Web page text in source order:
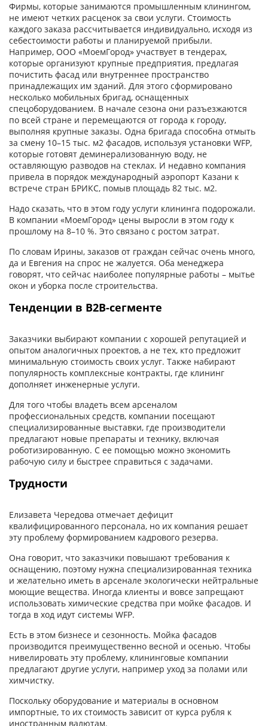
Фирмы, которые занимаются промышленным клинингом,
не имеют четких расценок за свои услуги. Стоимость
каждого заказа рассчитывается индивидуально, исходя из
себестоимости работы и планируемой прибыли.
Например, ООО «МоемГород» участвует в тендерах,
которые организуют крупные предприятия, предлагая
почистить фасад или внутреннее пространство
принадлежащих им зданий. Для этого сформировано
несколько мобильных бригад, оснащенных
спецоборудованием. В начале сезона они разъезжаются
по всей стране и перемещаются от города к городу,
выполняя крупные заказы. Одна бригада способна отмыть
за смену 10–15 тыс. м2 фасадов, используя установки WFP,
которые готовят деминерализованную воду, не
оставляющую разводов на стеклах. И недавно компания
привела в порядок международный аэропорт Казани к
встрече стран БРИКС, помыв площадь 82 тыс. м2.
Надо сказать, что в этом году услуги клининга подорожали.
В компании «МоемГород» цены выросли в этом году к
прошлому на 8–10 %. Это связано с ростом затрат.
По словам Ирины, заказов от граждан сейчас очень много,
да и Евгения на спрос не жалуется. Оба менеджера
говорят, что сейчас наиболее популярные работы – мытье
окон и уборка после строительства.
Тенденции в B2B-сегменте
Заказчики выбирают компании с хорошей репутацией и
опытом аналогичных проектов, а не тех, кто предложит
минимальную стоимость своих услуг. Также набирают
популярность комплексные контракты, где клининг
дополняет инженерные услуги.
Для того чтобы владеть всем арсеналом
профессиональных средств, компании посещают
специализированные выставки, где производители
предлагают новые препараты и технику, включая
роботизированную. С ее помощью можно экономить
рабочую силу и быстрее справиться с задачами.
Трудности
Елизавета Чередова отмечает дефицит
квалифицированного персонала, но их компания решает
эту проблему формированием кадрового резерва.
Она говорит, что заказчики повышают требования к
оснащению, поэтому нужна специализированная техника
и желательно иметь в арсенале экологически нейтральные
моющие вещества. Иногда клиенты и вовсе запрещают
использовать химические средства при мойке фасадов. И
тогда в ход идут системы WFP.
Есть в этом бизнесе и сезонность. Мойка фасадов
производится преимущественно весной и осенью. Чтобы
нивелировать эту проблему, клининговые компании
предлагают другие услуги, например уход за полами или
химчистку.
Поскольку оборудование и материалы в основном
импортные, то их стоимость зависит от курса рубля к
иностранным валютам.